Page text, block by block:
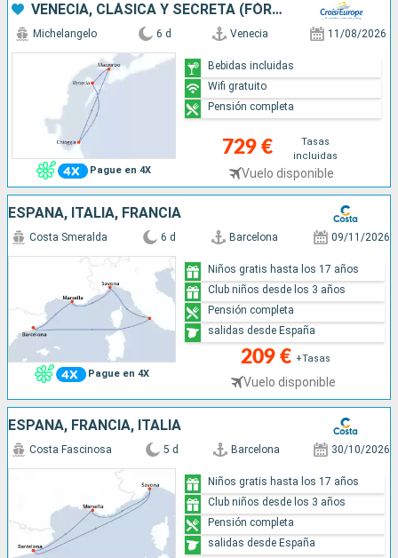
VENECIA, CLÁSICA Y SECRETA (FÓRMULA DE PUERTO A PUERTO)
Pague en 4X
Michelangelo 6 d Venecia 11/08/2026
729 €
Tasas
incluidas
Vuelo disponible
Bebidas incluidas
Wifi gratuito
Pensión completa
ESPAÑA, ITALIA, FRANCIA
Pague en 4X
Costa Smeralda 6 d Barcelona 09/11/2026
209 € +Tasas
Vuelo disponible
Niños gratis hasta los 17 años
Club niños desde los 3 años
Pensión completa
salidas desde España
ESPAÑA, FRANCIA, ITALIA
Costa Fascinosa 5 d Barcelona 30/10/2026
Niños gratis hasta los 17 años
Club niños desde los 3 años
Pensión completa
salidas desde España